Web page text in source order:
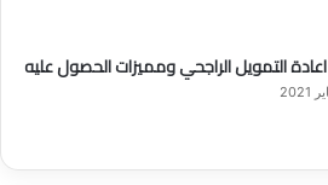
التمويل الراجحي ومميزات الحصول عليه